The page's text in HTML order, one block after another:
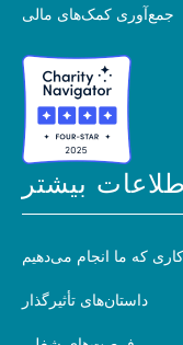
جمع‌آوری کمک‌های مالی
بیشتر
کاری که ما انجام می‌دهیم
داستان‌های تأثیرگذار